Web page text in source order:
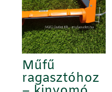
Műfű
ragasztóhoz